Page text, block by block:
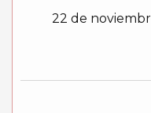
22 de